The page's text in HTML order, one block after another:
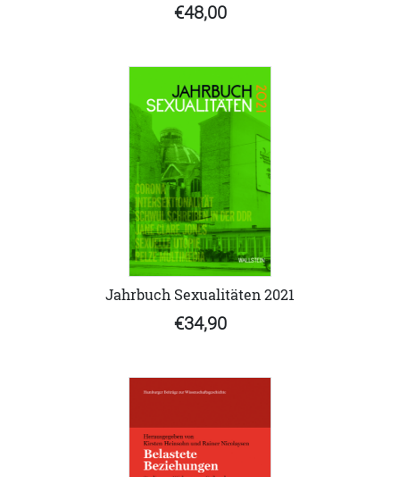
€48,00
Jahrbuch Sexualitäten 2021
€34,90